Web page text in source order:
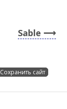
Sable
Сохранить сайт